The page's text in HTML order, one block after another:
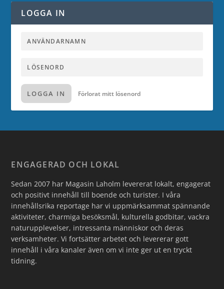
LOGGA IN
LOGGA IN Förlorat mitt lösenord
ENGAGERAD OCH LOKAL
Sedan 2007 har Magasin Laholm levererat lokalt, engagerat
och positivt innehåll till boende och turister. I våra
innehållsrika reportage har vi uppmärksammat spännande
aktiviteter, charmiga besöksmål, kulturella godbitar, vackra
naturupplevelser, intressanta människor och deras
verksamheter. Vi fortsätter arbetet och levererar gott
innehåll i våra kanaler även om vi inte ger ut en tryckt
tidning.